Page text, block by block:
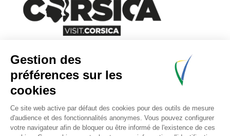
Newsletter
Inscrivez-vous àla lettre d’information
l’Agence du tourisme de la Corse.